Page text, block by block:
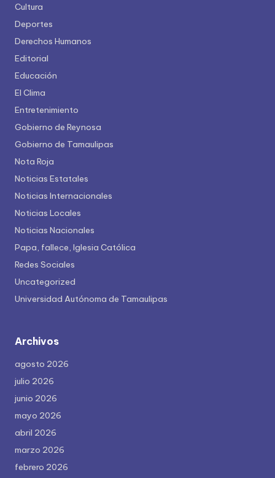
Cultura
Deportes
Derechos Humanos
Editorial
Educación
El Clima
Entretenimiento
Gobierno de Reynosa
Gobierno de Tamaulipas
Nota Roja
Noticias Estatales
Noticias Internacionales
Noticias Locales
Noticias Nacionales
Papa, fallece, Iglesia Católica
Redes Sociales
Uncategorized
Universidad Autónoma de Tamaulipas
Archivos
agosto 2026
julio 2026
junio 2026
mayo 2026
abril 2026
marzo 2026
febrero 2026